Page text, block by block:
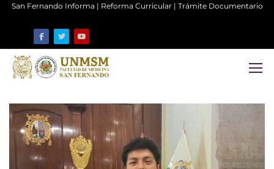
San Fernando Informa | Reforma Curricular| Trámite Documentario